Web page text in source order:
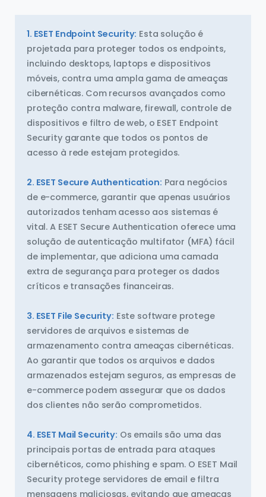
1. ESET Endpoint Security: Esta solução é
projetada para proteger todos os endpoints,
incluindo desktops, laptops e dispositivos
móveis, contra uma ampla gama de ameaças
cibernéticas. Com recursos avançados como
proteção contra malware, firewall, controle de
dispositivos e filtro de web, o ESET Endpoint
Security garante que todos os pontos de
acesso à rede estejam protegidos.
2. ESET Secure Authentication: Para negócios
de e-commerce, garantir que apenas usuários
autorizados tenham acesso aos sistemas é
vital. A ESET Secure Authentication oferece uma
solução de autenticação multifator (MFA) fácil
de implementar, que adiciona uma camada
extra de segurança para proteger os dados
críticos e transações financeiras.
3. ESET File Security: Este software protege
servidores de arquivos e sistemas de
armazenamento contra ameaças cibernéticas.
Ao garantir que todos os arquivos e dados
armazenados estejam seguros, as empresas de
e-commerce podem assegurar que os dados
dos clientes não serão comprometidos.
4. ESET Mail Security: Os emails são uma das
principais portas de entrada para ataques
cibernéticos, como phishing e spam. O ESET Mail
Security protege servidores de email e filtra
mensagens maliciosas, evitando que ameaças